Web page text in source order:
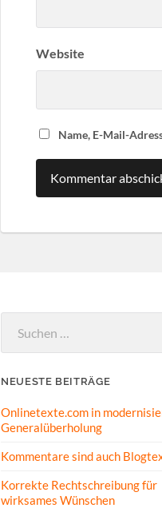
Website
Name, E-Mail-
nach:
NEUESTE BEITRÄGE
Onlinetexte.com in
Generalüberholung
Kommentare sind auch
Korrekte Rechtschreibung für
wirksames Wünschen